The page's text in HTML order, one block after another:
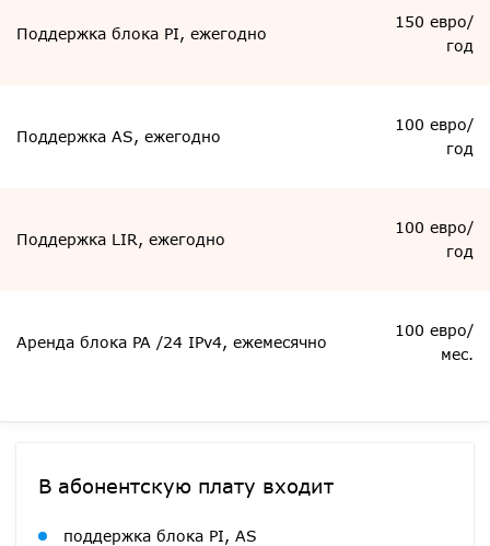
Поддержка блока PI, ежегодно
150 евро/
год
Поддержка AS, ежегодно
100 евро/
год
Поддержка LIR, ежегодно
100 евро/
год
Аренда блока PA /24 IPv4, ежемесячно
100 евро/
мес.
В абонентскую плату входит
поддержка блока PI, AS